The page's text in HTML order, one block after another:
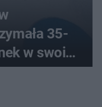
35-
w swoim